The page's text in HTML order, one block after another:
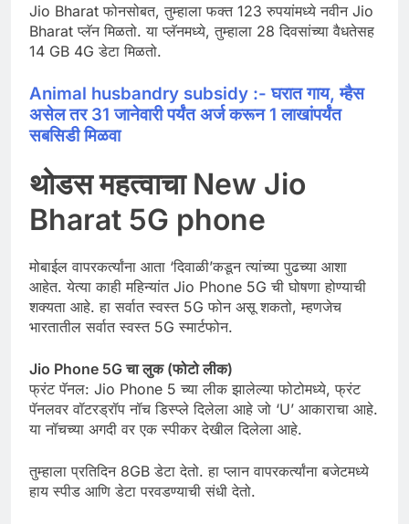
Jio Bharat फोनसोबत, तुम्हाला फक्त 123 रुपयांमध्ये नवीन Jio
Bharat प्लॅन मिळतो. या प्लॅनमध्ये, तुम्हाला 28 दिवसांच्या वैधतेसह
14 GB 4G डेटा मिळतो.
Animal husbandry subsidy :- घरात गाय, म्हैस
असेल तर 31 जानेवारी पर्यंत अर्ज करून 1 लाखांपर्यंत
सबसिडी मिळवा
थोडस महत्वाचा New Jio
Bharat 5G phone
मोबाईल वापरकर्त्यांना आता ‘दिवाळी’कडून त्यांच्या पुढच्या आशा
आहेत. येत्या काही महिन्यांत Jio Phone 5G ची घोषणा होण्याची
शक्यता आहे. हा सर्वात स्वस्त 5G फोन असू शकतो, म्हणजेच
भारतातील सर्वात स्वस्त 5G स्मार्टफोन.
Jio Phone 5G चा लुक (फोटो लीक)
फ्रंट पॅनल: Jio Phone 5 च्या लीक झालेल्या फोटोमध्ये, फ्रंट
पॅनलवर वॉटरड्रॉप नॉच डिस्प्ले दिलेला आहे जो ‘U’ आकाराचा आहे.
या नॉचच्या अगदी वर एक स्पीकर देखील दिलेला आहे.
तुम्हाला प्रतिदिन 8GB डेटा देतो. हा प्लान वापरकर्त्यांना बजेटमध्ये
हाय स्पीड आणि डेटा परवडण्याची संधी देतो.